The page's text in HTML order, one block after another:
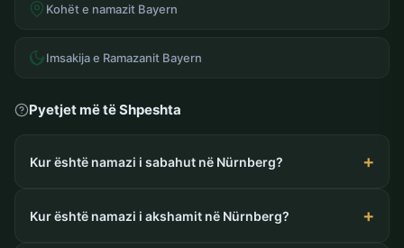
Kohët e namazit Bayern
Imsakija e Ramazanit Bayern
Pyetjet më të Shpeshta
Kur është namazi i sabahut në Nürnberg?
Kur është namazi i akshamit në Nürnberg?